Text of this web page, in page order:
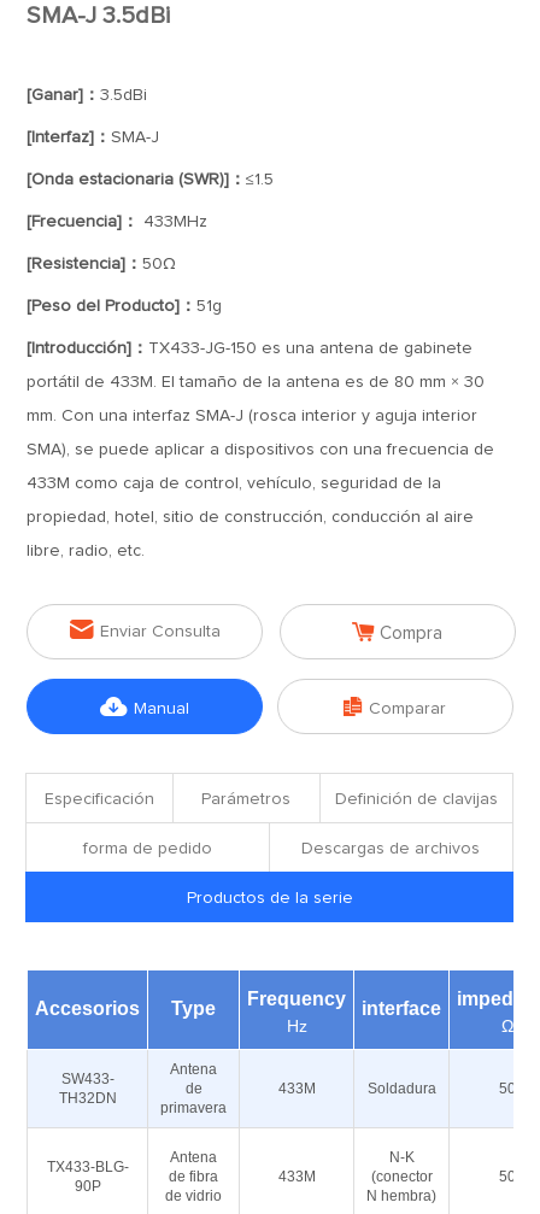
SMA-J 3.5dBi
[Ganar]：3.5dBi
[Interfaz]：SMA-J
[Onda estacionaria (SWR)]：≤1.5
[Frecuencia]： 433MHz
[Resistencia]：50Ω
[Peso del Producto]：51g
[Introducción]： TX433-JG-150 es una antena de gabinete
portátil de 433M. El tamaño de la antena es de 80 mm × 30
mm. Con una interfaz SMA-J (rosca interior y aguja interior
SMA), se puede aplicar a dispositivos con una frecuencia de
433M como caja de control, vehículo, seguridad de la
propiedad, hotel, sitio de construcción, conducción al aire
libre, radio, etc.
 Enviar Consulta  Compra
 Manual  Comparar
Especificación Parámetros Definición de clavijas
forma de pedido Descargas de archivos
Productos de la serie
Accesorios Type Frequency
Hz
interface
Ω
SW433-
TH32DN
Antena
de
primavera
433M Soldadura 50
TX433-BLG-
90P
Antena
de fibra
de vidrio
433M
N-K
(conector
N hembra)
50